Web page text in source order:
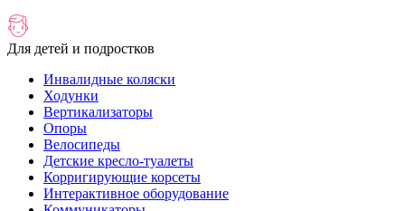
Для детей и подростков
Инвалидные коляски
Ходунки
Вертикализаторы
Опоры
Велосипеды
Детские кресло-туалеты
Корригирующие корсеты
Интерактивное оборудование